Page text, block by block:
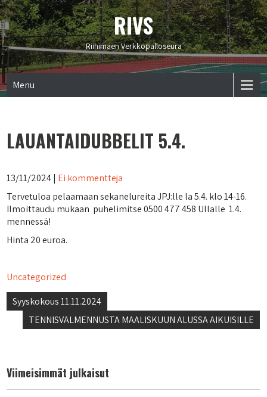
RIVS
Riihimäen Verkkopalloseura
Menu
LAUANTAIDUBBELIT 5.4.
13/11/2024| Ei kommentteja
Tervetuloa pelaamaan sekanelureita JPJ:lle la 5.4. klo 14-16.
Ilmoittaudu mukaan puhelimitse 0500 477 458 Ullalle 1.4.
mennessä!
Hinta 20 euroa.
Uncategorized
Artikkelien
selaus
Syyskokous 11.11.2024
TENNISVALMENNUSTA MAALISKUUN ALUSSA AIKUISILLE
Viimeisimmät julkaisut